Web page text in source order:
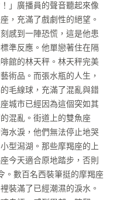
」廣播員的聲音聽起來像
，充滿了戲劇性的絕望。
感到一陣恐慌，這是他患
準反應。他單戀著住在隔
館的林天秤。林天秤完美
術品。而張水瓶的人生，
毛線球，充滿了混亂與錯
城市已經因為這個突如其
混亂。街道上的雙魚座
水淚，他們無法停止地哭
型潟湖。那些摩羯座的上
今天適合原地踏步，否則
。數百名西裝筆挺的摩羯座
裝滿了已經潮濕的淚水。